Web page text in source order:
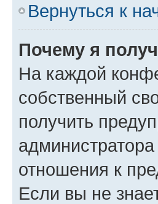
Вернуться к
Почему я
На каждой
собственный
получить
отношения к
Если вы не